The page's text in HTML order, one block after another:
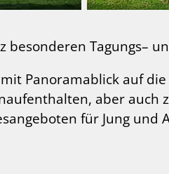
Tagungs–
Panoramablick auf
aber auch
für Jung und